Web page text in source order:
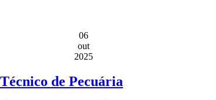
06
out
2025
de Pecuária